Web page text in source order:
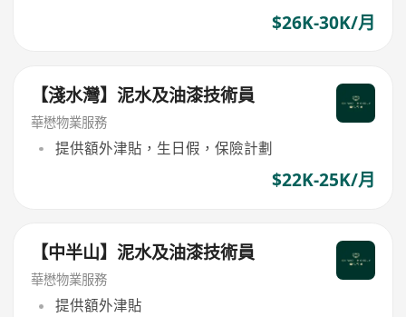
$26K-30K/月
【淺水灣】泥水及油漆技術員
華懋物業服務
提供額外津貼，生日假，保險計劃
$22K-25K/月
【中半山】泥水及油漆技術員
華懋物業服務
提供額外津貼